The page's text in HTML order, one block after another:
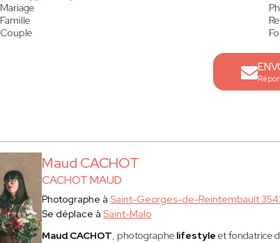
Mariage
Famille
Couple
Maud CACHOT
CACHOT MAUD
Photographe àSaint-Georges-de-Reintembault
Se déplace àSaint-Malo
Maud CACHOT, photographe lifestyle et fondatrice